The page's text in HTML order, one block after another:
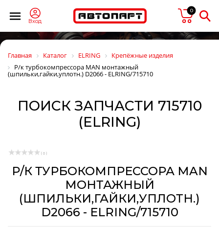
Вход
0
Главная Каталог ELRING
Крепёжные изделия
Р/к турбокомпрессора MAN монтажный
(шпильки,гайки,уплотн.) D2066 - ELRING/715710
ПОИСК ЗАПЧАСТИ 715710
(ELRING)
( 0 )
Р/К ТУРБОКОМПРЕССОРА MAN
МОНТАЖНЫЙ
(ШПИЛЬКИ,ГАЙКИ,УПЛОТН.)
D2066 - ELRING/715710